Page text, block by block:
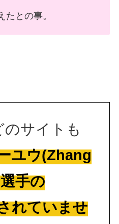
たとの事。
のサイトも
ユウ(Zhang
手の
れていませ